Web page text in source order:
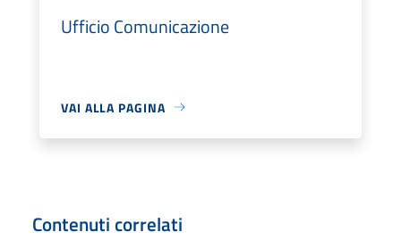
Ufficio Comunicazione
VAI ALLA PAGINA
Contenuti correlati